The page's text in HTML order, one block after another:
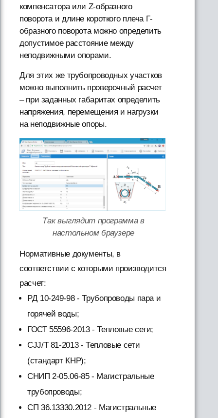
компенсатора или Z-образного
поворота и длине короткого плеча Г-
образного поворота можно определить
допустимое расстояние между
неподвижными опорами.
Для этих же трубопроводных участков
можно выполнить проверочный расчет
– при заданных габаритах определить
напряжения, перемещения и нагрузки
на неподвижные опоры.
Так выглядит программа в
настольном браузере
Нормативные документы, в
соответствии с которыми производится
расчет:
РД 10-249-98 - Трубопроводы пара и
горячей воды;
ГОСТ 55596-2013 - Тепловые сети;
CJJ/T 81-2013 - Тепловые сети
(стандарт КНР);
СНИП 2-05.06-85 - Магистральные
трубопроводы;
СП 36.13330.2012 - Магистральные